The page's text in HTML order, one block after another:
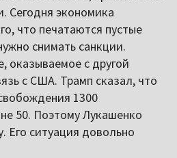
Сегодня экономика
что печатаются пустые
снимать санкции.
оказываемое с другой
с США. Трамп сказал, что
1300
50. Поэтому Лукашенко
Его ситуация довольно